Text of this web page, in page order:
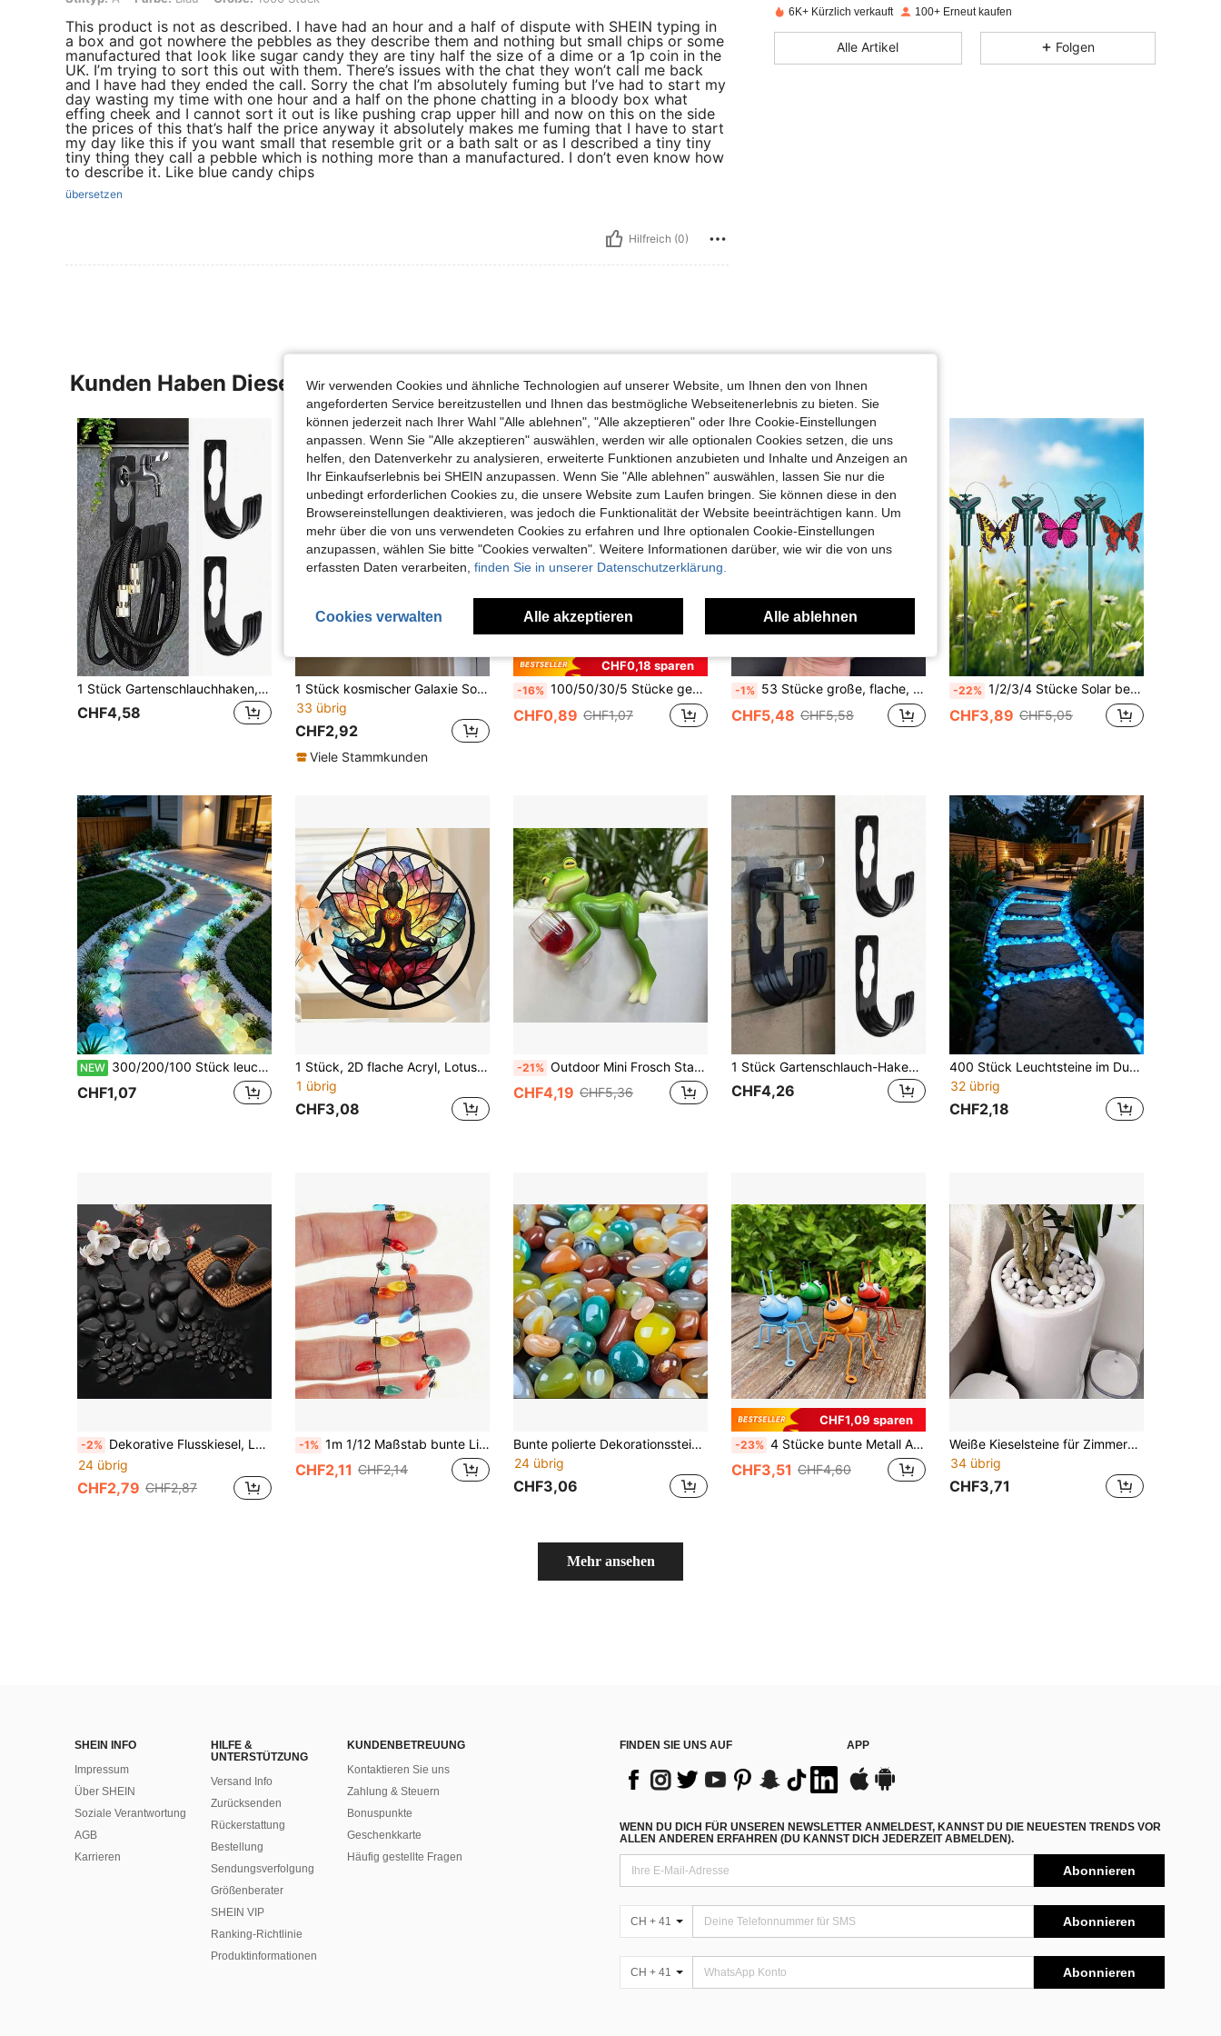
This product is not as described. I have had an hour and a half of dispute with SHEIN typing in
a box and got nowhere the pebbles as they describe them and nothing but small chips or some
manufactured that look like sugar candy they are tiny half the size of a dime or a 1p coin in the
UK. I’m trying to sort this out with them. There’s issues with the chat they won’t call me back
and I have had they ended the call. Sorry the chat I’m absolutely fuming but I’ve had to start my
day wasting my time with one hour and a half on the phone chatting in a bloody box what
effing cheek and I cannot sort it out is like pushing crap upper hill and now on this on the side
the prices of this that’s half the price anyway it absolutely makes me fuming that I have to start
my day like this if you want small that resemble grit or a bath salt or as I described a tiny tiny
tiny thing they call a pebble which is nothing more than a manufactured. I don’t even know how
to describe it. Like blue candy chips
übersetzen
Hilfreich (0)
4,81
6K+ Kürzlich verkauft 100+ Erneut kaufen
Alle Artikel Folgen
Kunden Haben Diese Artikel Auch Angeschaut
1 Stück Gartenschlauchhaken, wandmontierter Kunststoff-Wasserrohrhalter Stützhalterung Haushaltsartikel (Kunststoff)
CHF4,58
1 Stück kosmischer Galaxie Sonnenfänger, geeignet für Wanddekoration, Geschenk zu Feiertagen, Abschluss, Einweihung, Heimdekoration, Gartendekoration
33 übrig
CHF2,92
Viele Stammkunden
CHF0,18 sparen
-16% 100/50/30/5 Stücke gemischte farbige Marienkäfer-Dekorationen aus Holz - selbstklebend, realistische Marienkäfer-Insekten-Miniaturmodelle, Pflanzendekoration, lustige Marienkäfer-Topfpflanzen, geeignet für handgemachte DIY, selbstklebende Miniatur-Marienkäfer, Marienkäfer-Dekorationen, geeignet für Scrapbooking, Miniaturlandschaftserstellung, Partydekorationen, Heimgarten-Dekoration, flache Marienkäfer-Dekorationen aus Holz, Heimdekoration, Haushaltsartikel, geeignet für die ganze Familie, geeignet als Geschenke für Frauen, Männer, Mütter, Väter, Großväter, Großmütter
CHF0,89 CHF1,07
-1% 53 Stücke große, flache, farbige, leuchtende Steine, geeignet für Garten, Weg, Hof Außendekoration, Landschaft, Weihnachtsparty DIY, Aquarium, Fischbecken, Innen- und Außenbereich
CHF5,48 CHF5,58
-22% 1/2/3/4 Stücke Solar betriebene fliegende Schmetterling Bewegungs- und Flatterskulpturen, wasserfeste Dekoration für den Garten, Geeignet für Außendekoration von Heim, Hof, Weg und Garten Landschaft
CHF3,89 CHF5,05
NEW 300/200/100 Stück leuchtende Kieselsteine in verschiedenen Farben, leuchtende Dekorationssteine, Herbstdekoration, Schulanfang Wohnheimdekoration, Aquarium Fischbecken Kies, Gartenweg, Rasen, Terrasse, Hof Außenornament, DIY Landschaft leuchtende bunte Steine
CHF1,07
1 Stück, 2D flache Acryl, Lotus Meditation Fensteranhänger, Türsturz Dekorationen, (20cm x 20cm), bunte Plastikfenster Hängedekoration, spirituelle Kunst Meditation Wanddekoration, Lotus Mandala Dekor, Yoga Lotus Außen- und Innenraum Dekoration, Geschenke für Freunde und Familie Wohndekoration
1 übrig
CHF3,08
-21% Outdoor Mini Frosch Statue Pflanzgefäß Deko, süße Pflanzgefäß Accessoire Harz Frosch Statue Feengarten Ornament, geeignet für Hof, Aquarium, TV, Rasen Dekoliebhaber, Heimdekoration Liebhaber, Halloween und Weihnachtsdekoration
CHF4,19 CHF5,36
1 Stück Gartenschlauch-Haken, Kunststoff Wandmontage Wasserrohr-Halterung Stützhalter Hausbedarf (Kunststoff)
CHF4,26
400 Stück Leuchtsteine im Dunkeln, leuchtende Kieselsteine, Aquariumkies, Gartendekoration, Mikrolandschaft Aquariumdekoration, Außenhof Rasen, Wegdekoration, DIY Leuchtsteine, Hochzeitsdekoration, Sommerdekoration, Feen Außen Garten Bonsai Dekoration
32 übrig
CHF2,18
-2% Dekorative Flusskiesel, Landschaftssteine, Füllmaterial für Blumenbeete, Aquarien, Topfpflanzen, Heimdekoration
24 übrig
CHF2,79 CHF2,87
-1% 1m 1/12 Maßstab bunte Lichterkette, batteriefrei dekorative Lichter in Rot, Blau, Grün, Gelb, Orange, geeignet für Puppenhaus Dekoration, Mikrolandschaft Anordnung, DIY Basteleien, toll für Neujahr, Feste, Heimdekoration, süßer Dekoartikel für kleine Hausausstellung und Szenendekoration, leichte Feiertags-Dekoration für Innenaktivitäten und tägliche Heimdekoration
CHF2,11 CHF2,14
Bunte polierte Dekorationssteine, glatte runde Kiesel, mehrfarbige Kiesel, geeignet für Aquarium Dekoration, Vase Füllung, Überzug für Pflanzentöpfe, Garten Dekoration, Meditation, DIY Basteleien, Heim- und Büro Dekoration
24 übrig
CHF3,06
CHF1,09 sparen
-23% 4 Stücke bunte Metall Ameisen Statuen - geeignet für Innen- und Außendekorationen, Gartenfeste, Feiertage, Büro- und Hochzeitsdekoration
CHF3,51 CHF4,60
Weiße Kieselsteine für Zimmerpflanzen, dekorative weiße Steine für Pflanzvasen, Aquarien, Gärten, Gartensteine, Pflanztöpfe, Gartenstab-Dekoration, Gartenornament, Heimlandschaftsgestaltung
34 übrig
CHF3,71
Mehr ansehen
SHEIN INFO
Impressum
Über SHEIN
Soziale Verantwortung
AGB
Karrieren
HILFE &
UNTERSTÜTZUNG
Versand Info
Zurücksenden
Rückerstattung
Bestellung
Sendungsverfolgung
Größenberater
SHEIN VIP
Ranking-Richtlinie
​Produktinformationen
KUNDENBETREUUNG
Kontaktieren Sie uns
Zahlung & Steuern
Bonuspunkte
Geschenkkarte
Häufig gestellte Fragen
FINDEN SIE UNS AUF APP
WENN DU DICH FÜR UNSEREN NEWSLETTER ANMELDEST, KANNST DU DIE NEUESTEN TRENDS VOR
ALLEN ANDEREN ERFAHREN (DU KANNST DICH JEDERZEIT ABMELDEN).
Abonnieren
CH + 41 Abonnieren
CH + 41 Abonnieren
Wir verwenden Cookies und ähnliche Technologien auf unserer Website, um Ihnen den von Ihnen
angeforderten Service bereitzustellen und Ihnen das bestmögliche Webseitenerlebnis zu bieten. Sie
können jederzeit nach Ihrer Wahl "Alle ablehnen", "Alle akzeptieren" oder Ihre Cookie-Einstellungen
anpassen. Wenn Sie "Alle akzeptieren" auswählen, werden wir alle optionalen Cookies setzen, die uns
helfen, den Datenverkehr zu analysieren, erweiterte Funktionen anzubieten und Inhalte und Anzeigen an
Ihr Einkaufserlebnis bei SHEIN anzupassen. Wenn Sie "Alle ablehnen" auswählen, lassen Sie nur die
unbedingt erforderlichen Cookies zu, die unsere Website zum Laufen bringen. Sie können diese in den
Browsereinstellungen deaktivieren, was jedoch die Funktionalität der Website beeinträchtigen kann. Um
mehr über die von uns verwendeten Cookies zu erfahren und Ihre optionalen Cookie-Einstellungen
anzupassen, wählen Sie bitte "Cookies verwalten". Weitere Informationen darüber, wie wir die von uns
erfassten Daten verarbeiten, finden Sie in unserer Datenschutzerklärung.
Cookies verwalten Alle akzeptieren Alle ablehnen